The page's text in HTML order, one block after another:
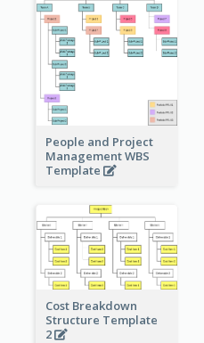
People and Project
Management WBS
Template
Cost Breakdown
Structure Template
2